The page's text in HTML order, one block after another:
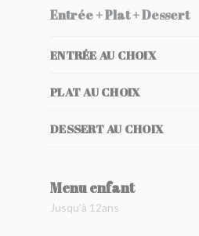
Entrée + Plat + Dessert
ENTRÉE AU CHOIX
PLAT AU CHOIX
DESSERT AU CHOIX
Menu enfant
Jusqu'à 12ans